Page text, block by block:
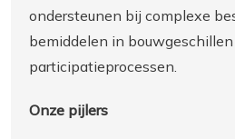
ondersteunen bij complexe
bemiddelen in
participatieprocessen.
Onze pijlers